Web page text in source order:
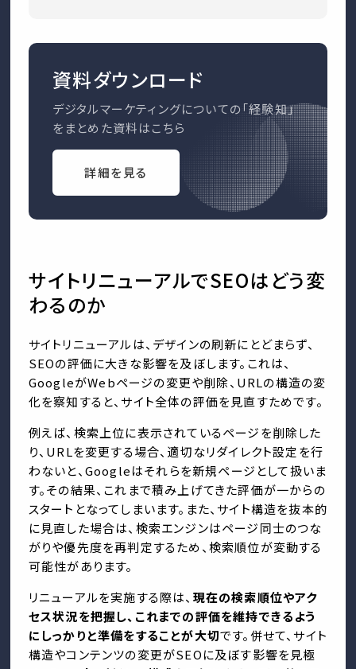
資料ダウンロード
デジタルマーケティングについての「経験知」
をまとめた資料はこちら
詳細を見る
サイトリニューアルでSEOはどう変
わるのか
サイトリニューアルは、デザインの刷新にとどまらず、
SEOの評価に大きな影響を及ぼします。これは、
GoogleがWebページの変更や削除、URLの構造の変
化を察知すると、サイト全体の評価を見直すためです。
例えば、検索上位に表示されているページを削除した
り、URLを変更する場合、適切なリダイレクト設定を行
わないと、Googleはそれらを新規ページとして扱いま
す。その結果、これまで積み上げてきた評価が一からの
スタートとなってしまいます。また、サイト構造を抜本的
に見直した場合は、検索エンジンはページ同士のつな
がりや優先度を再判定するため、検索順位が変動する
可能性があります。
リニューアルを実施する際は、 現在の検索順位やアク
セス状況を把握し、これまでの評価を維持できるよう
にしっかりと準備をすることが大切です。併せて、サイト
構造やコンテンツの変更がSEOに及ぼす影響を見極